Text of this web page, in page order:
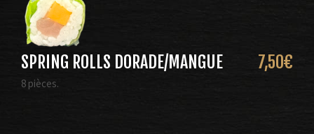
SPRING ROLLS DORADE/MANGUE 7,50€
8 pièces.